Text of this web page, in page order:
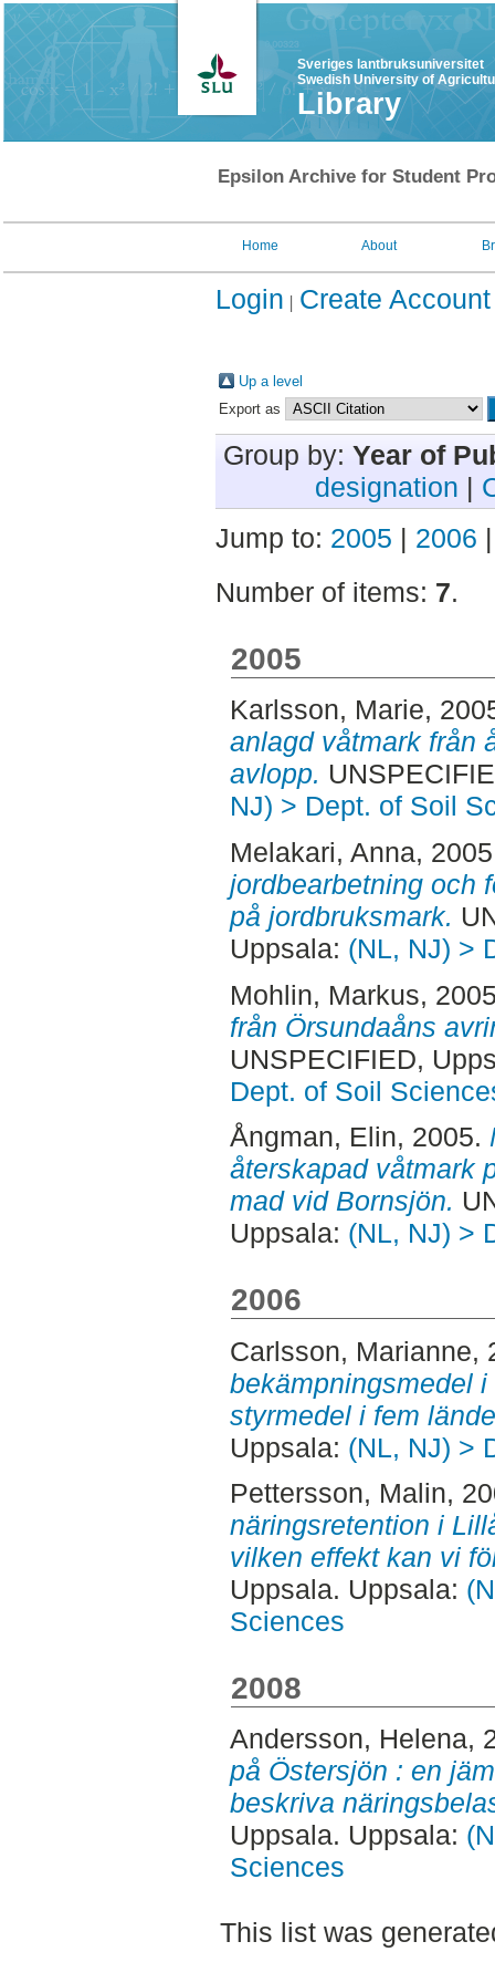
Sveriges lantbruksuniversitet
Swedish University of
Library
Epsilon Archive for Student
Home About
Login Create Account
Up a level
Export as
Group by: Year of
designation |
Jump to: 2005 | 2006
Number of items: 7.
2005
Karlsson, Marie,
anlagd våtmark från
avlopp.
NJ) > Dept. of Soil
Melakari, Anna,
jordbearbetning och
på jordbruksmark.
Uppsala: (NL, NJ) >
Mohlin, Markus,
från Örsundaåns
UNSPECIFIED,
Dept. of Soil
Ångman, Elin, 2005.
återskapad våtmark
mad vid Bornsjön.
Uppsala: (NL, NJ) >
2006
Carlsson, Marianne,
bekämpningsmedel
styrmedel i fem
Uppsala: (NL, NJ) >
Pettersson, Malin,
näringsretention i
vilken effekt kan vi
Uppsala. Uppsala:
Sciences
2008
Andersson, Helena,
på Östersjön : en
beskriva
Uppsala. Uppsala:
Sciences
This list was